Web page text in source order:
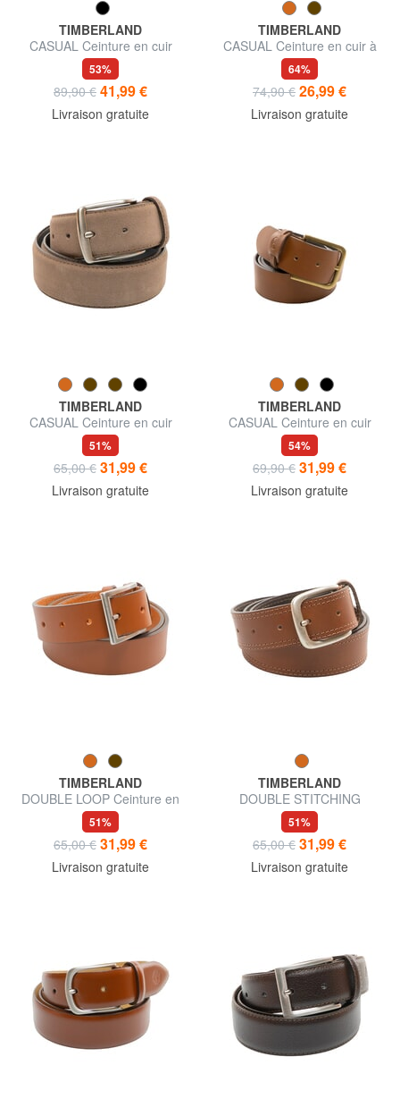
TIMBERLAND
CASUAL Ceinture en cuir
double face
53%
89,90 € 41,99 €
Livraison gratuite
TIMBERLAND
CASUAL Ceinture en cuir à
double couture
64%
74,90 € 26,99 €
Livraison gratuite
TIMBERLAND
CASUAL Ceinture en cuir
suédé pouvant être raccourcie
51%
65,00 € 31,99 €
Livraison gratuite
TIMBERLAND
CASUAL Ceinture en cuir
raccourcissable
54%
69,90 € 31,99 €
Livraison gratuite
TIMBERLAND
DOUBLE LOOP Ceinture en
cuir raccourcissable
51%
65,00 € 31,99 €
Livraison gratuite
TIMBERLAND
DOUBLE STITCHING
Ceinture en cuir
raccourcissable
51%
65,00 € 31,99 €
Livraison gratuite